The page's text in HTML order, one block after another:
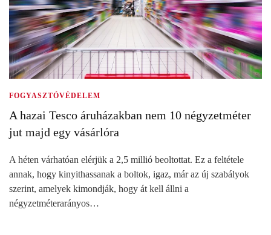
FOGYASZTÓVÉDELEM
A hazai Tesco áruházakban nem 10 négyzetméter
jut majd egy vásárlóra
A héten várhatóan elérjük a 2,5 millió beoltottat. Ez a feltétele
annak, hogy kinyithassanak a boltok, igaz, már az új szabályok
szerint, amelyek kimondják, hogy át kell állni a
négyzetméterarányos…